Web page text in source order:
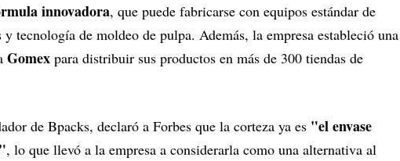
innovadora, que puede fabricarse con equipos estándar de
tecnología de moldeo de pulpa. Además, la empresa estableció una
Gomex para distribuir sus productos en más de 300 tiendas de
de Bpacks, declaró a Forbes que la corteza ya es "el envase
, lo que llevó a la empresa a considerarla como una alternativa al